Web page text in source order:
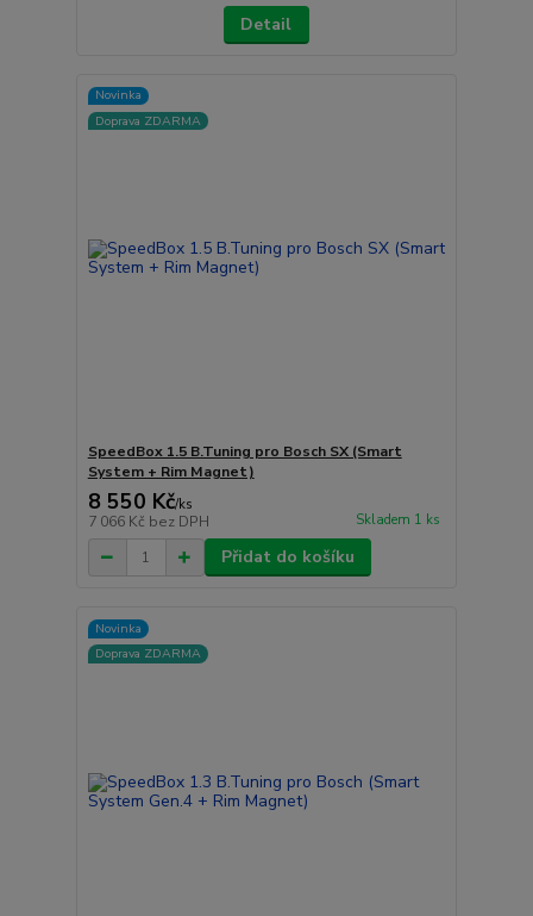
Detail
Novinka
Doprava ZDARMA
SpeedBox 1.5 B.Tuning pro Bosch SX (Smart
System + Rim Magnet)
8 550 Kč/ks
7 066 Kč bez DPH Skladem 1 ks
Přidat do košíku
Novinka
Doprava ZDARMA